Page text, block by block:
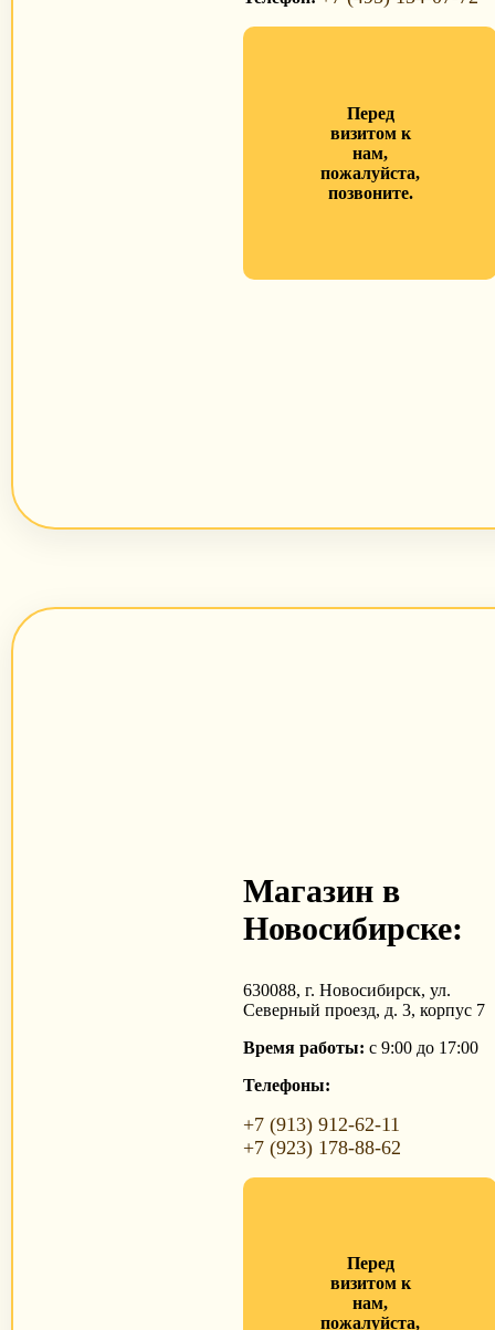
Перед
визитом к
нам,
пожалуйста,
позвоните.
Магазин в
Новосибирске:
630088, г. Новосибирск, ул.
Северный проезд, д. 3, корпус 7
Время работы: с 9:00 до 17:00
Телефоны:
+7 (913) 912-62-11
+7 (923) 178-88-62
Перед
визитом к
нам,
пожалуйста,